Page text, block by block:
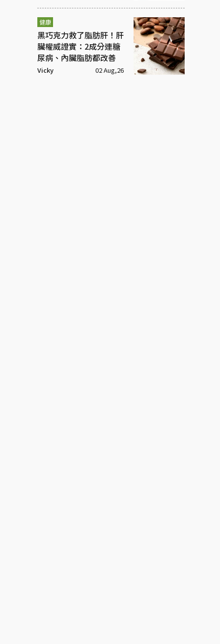
健康
黑巧克力救了脂肪肝！肝
臟權威證實：2成分連糖
尿病、內臟脂肪都改善
Vicky 02 Aug,26